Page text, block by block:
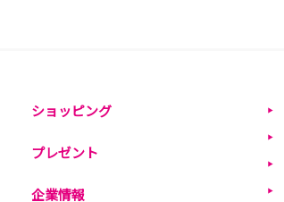
ショッピング
プレゼント
企業情報